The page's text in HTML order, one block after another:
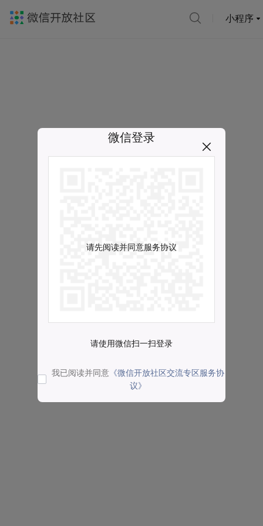
小程序
微信登录
请先阅读并同意服务协议
请使用微信扫一扫登录
我已阅读并同意 《微信开放社区交流专区服务协
议》